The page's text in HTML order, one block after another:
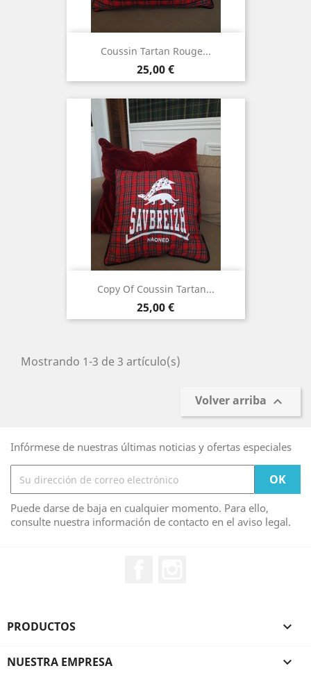
Coussin Tartan Rouge...
Precio
25,00 €
Copy Of Coussin Tartan...
Precio
25,00 €
Mostrando 1-3 de 3 artículo(s)
Volver arriba 
Infórmese de nuestras últimas noticias y ofertas especiales
Puede darse de baja en cualquier momento. Para ello,
consulte nuestra información de contacto en el aviso legal.
PRODUCTOS 
NUESTRA EMPRESA 